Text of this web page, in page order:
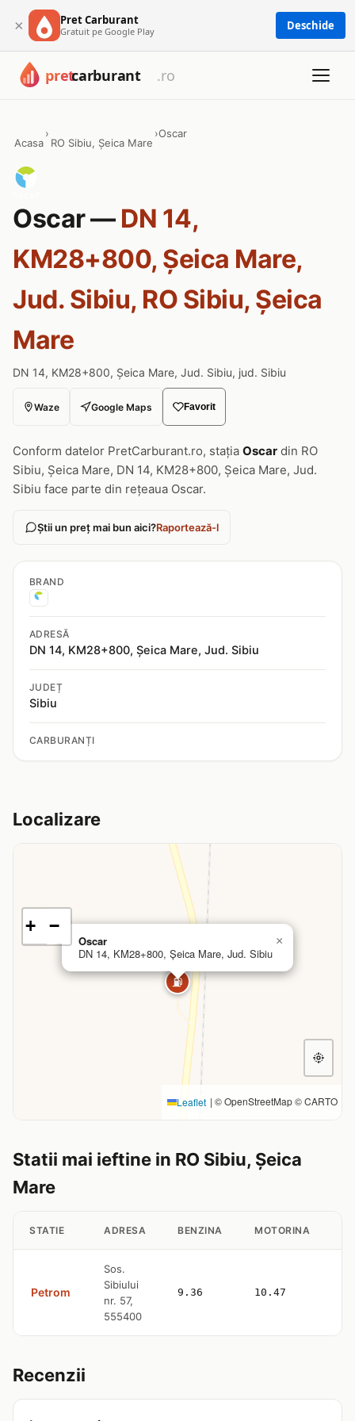
× Pret Carburant
Gratuit pe Google Play Deschide
Acasa
›
RO Sibiu, Șeica Mare
›Oscar
Oscar — DN 14,
KM28+800, Şeica Mare,
Jud. Sibiu, RO Sibiu, Șeica
Mare
DN 14, KM28+800, Şeica Mare, Jud. Sibiu, jud. Sibiu
Waze Google Maps Favorit
Conform datelor PretCarburant.ro, stația Oscar din RO
Sibiu, Șeica Mare, DN 14, KM28+800, Şeica Mare, Jud.
Sibiu face parte din rețeaua Oscar.
Știi un preț mai bun aici?Raportează-l
BRAND
ADRESĂ
DN 14, KM28+800, Şeica Mare, Jud. Sibiu
JUDEȚ
Sibiu
CARBURANȚI
Localizare
⛽
Oscar
DN 14, KM28+800, Şeica Mare, Jud. Sibiu
×
+ −
Leaflet | © OpenStreetMap © CARTO
Statii mai ieftine in RO Sibiu, Șeica
Mare
STATIE ADRESA BENZINA MOTORINA
Petrom
Sos.
Sibiului
nr. 57,
555400
9.36 10.47
Recenzii